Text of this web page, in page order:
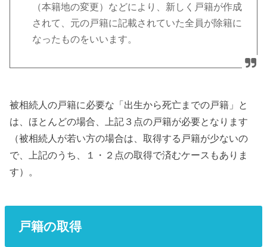
（本籍地の変更）などにより、新しく戸籍が作成
されて、元の戸籍に記載されていた全員が除籍に
なったものをいいます。
被相続人の戸籍に必要な「出生から死亡までの戸籍」と
は、ほとんどの場合、上記３点の戸籍が必要となります
（被相続人が若い方の場合は、取得する戸籍が少ないの
で、上記のうち、１・２点の取得で済むケースもありま
す）。
戸籍の取得